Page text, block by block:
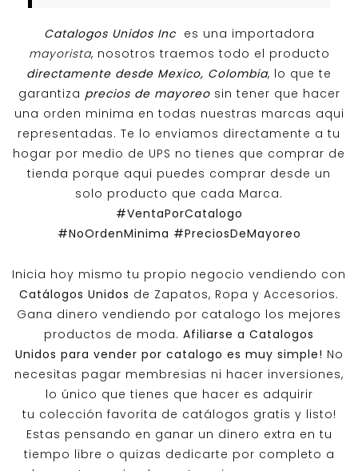
Catalogos Unidos Inc es una importadora
mayorista, nosotros traemos todo el producto
directamente desde Mexico, Colombia, lo que te
garantiza precios de mayoreosin tener que hacer
una orden minima en todas nuestras marcas aqui
representadas. Te lo enviamos directamente a tu
hogar por medio de UPS no tienes que comprar de
tienda porque aqui puedes comprar desde un
solo producto que cada Marca.
#VentaPorCatalogo
#NoOrdenMinima #PreciosDeMayoreo
Inicia hoy mismo tu propio negocio vendiendo con
Catálogos Unidos de Zapatos, Ropa y Accesorios.
Gana dinero vendiendo por catalogo los mejores
productos de moda. Afiliarse a Catalogos
Unidos para vender por catalogo es muy simple! No
necesitas pagar membresias ni hacer inversiones,
lo único que tienes que hacer es adquirir
tu colección favorita de catálogos gratis y listo!
Estas pensando en ganar un dinero extra en tu
tiempo libre o quizas dedicarte por completo a